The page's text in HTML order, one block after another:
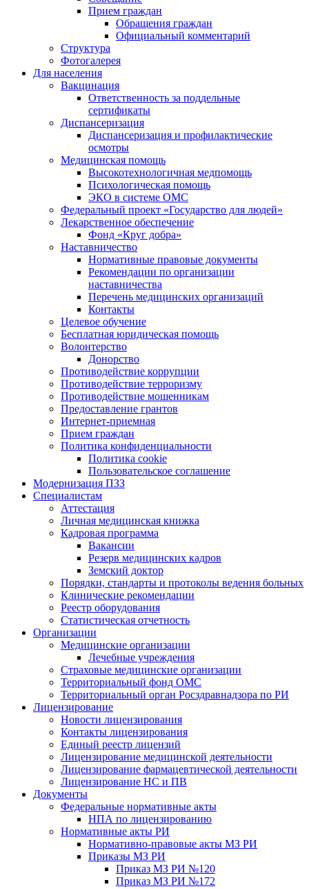
Прием граждан
Обращения граждан
Официальный комментарий
Структура
Фотогалерея
Для населения
Вакцинация
Ответственность за поддельные
сертификаты
Диспансеризация
Диспансеризация и профилактические
осмотры
Медицинская помощь
Высокотехнологичная медпомощь
Психологическая помощь
ЭКО в системе ОМС
Федеральный проект «Государство для людей»
Лекарственное обеспечение
Фонд «Круг добра»
Наставничество
Нормативные правовые документы
Рекомендации по организации
наставничества
Перечень медицинских организаций
Контакты
Целевое обучение
Бесплатная юридическая помощь
Волонтерство
Донорство
Противодействие коррупции
Противодействие терроризму
Противодействие мошенникам
Предоставление грантов
Интернет-приемная
Прием граждан
Политика конфиденциальности
Политика cookie
Пользовательское соглашение
Модернизация ПЗЗ
Специалистам
Аттестация
Личная медицинская книжка
Кадровая программа
Вакансии
Резерв медицинских кадров
Земский доктор
Порядки, стандарты и протоколы ведения больных
Клинические рекомендации
Реестр оборудования
Статистическая отчетность
Организации
Медицинские организации
Лечебные учреждения
Страховые медицинские организации
Территориальный фонд ОМС
Территориальный орган Росздравнадзора по РИ
Лицензирование
Новости лицензирования
Контакты лицензирования
Единый реестр лицензий
Лицензирование медицинской деятельности
Лицензирование фармацевтической деятельности
Лицензирование НС и ПВ
Документы
Федеральные нормативные акты
НПА по лицензированию
Нормативные акты РИ
Нормативно-правовые акты МЗ РИ
Приказы МЗ РИ
Приказ МЗ РИ №120
Приказ МЗ РИ №172